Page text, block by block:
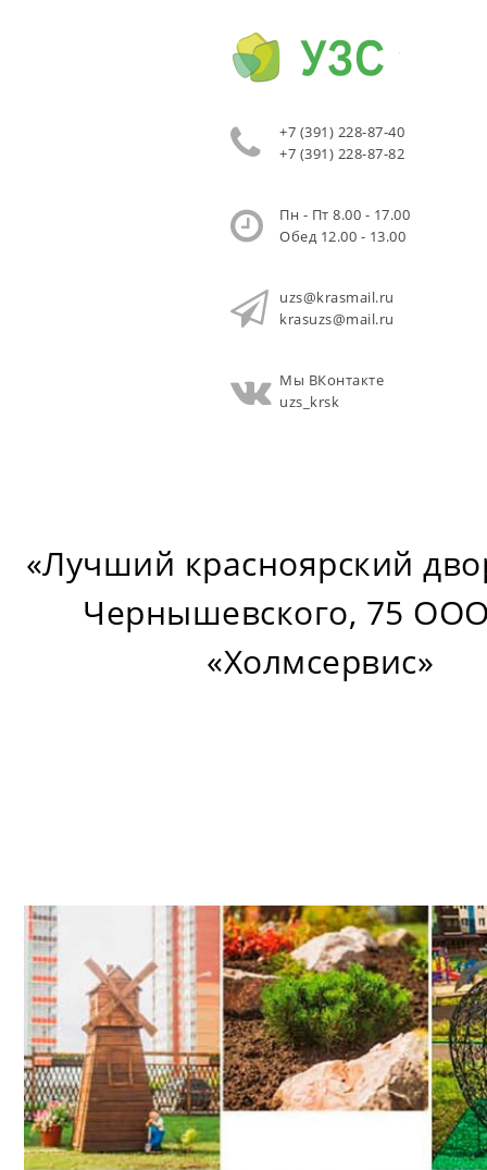
+7 (391) 228-87-40
+7 (391) 228-87-82
Пн - Пт 8.00 - 17.00
Обед 12.00 - 13.00
uzs@krasmail.ru
krasuzs@mail.ru
Мы ВКонтакте
uzs_krsk
«Лучший красноярский
Чернышевского, 75
«Холмсервис»